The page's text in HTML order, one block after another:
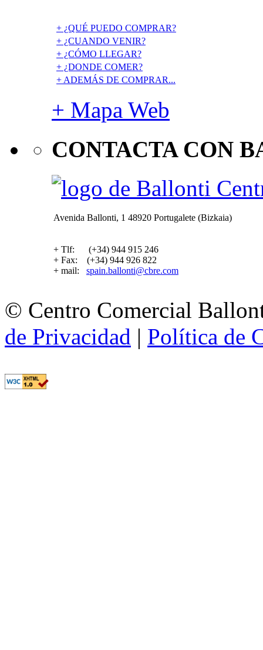
+ ¿QUÉ PUEDO COMPRAR?
+ ¿CUANDO VENIR?
+ ¿CÓMO LLEGAR?
+ ¿DONDE COMER?
+ ADEMÁS DE COMPRAR...
+ Mapa Web
CONTACTA CON
Avenida Ballonti, 1 48920 Portugalete (Bizkaia)
+ Tlf: (+34) 944 915 246
+ Fax: (+34) 944 926 822
+ mail: spain.ballonti@cbre.com
© Centro Comercial
de Privacidad | Política de